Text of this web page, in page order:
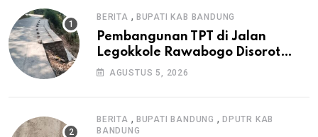
BERITA , BUPATI KAB BANDUNG
Pembangunan TPT di Jalan
Legokkole Rawabogo Disorot
Warga, Selesai Tanpa Papan
AGUSTUS 5, 2026
BERITA , BUPATI BANDUNG ,DPUTR KAB
BANDUNG